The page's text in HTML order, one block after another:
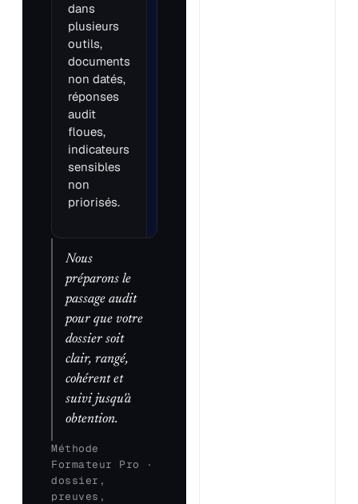
dans
plusieurs
outils,
documents
non datés,
réponses
audit
floues,
indicateurs
sensibles
non
priorisés.
Nous
préparons le
passage audit
pour que votre
dossier soit
clair, rangé,
cohérent et
suivi jusqu'à
obtention.
Méthode
Formateur Pro ·
dossier,
preuves,